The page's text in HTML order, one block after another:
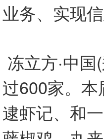
业务、实现
冻立方·中
过600家。
逮虾记、和